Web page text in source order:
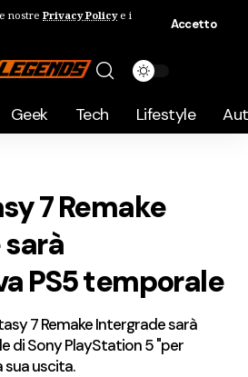
nostre Privacy Policye i
Accetto
Geek Tech Lifestyle
7 Remake
PS5 temporale
7 Remake Intergrade sarà
di Sony PlayStation 5 "per
sua uscita.